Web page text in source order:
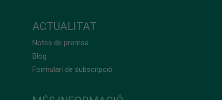
ACTUALITAT
Notes de premsa
Blog
Formulari de subscripció